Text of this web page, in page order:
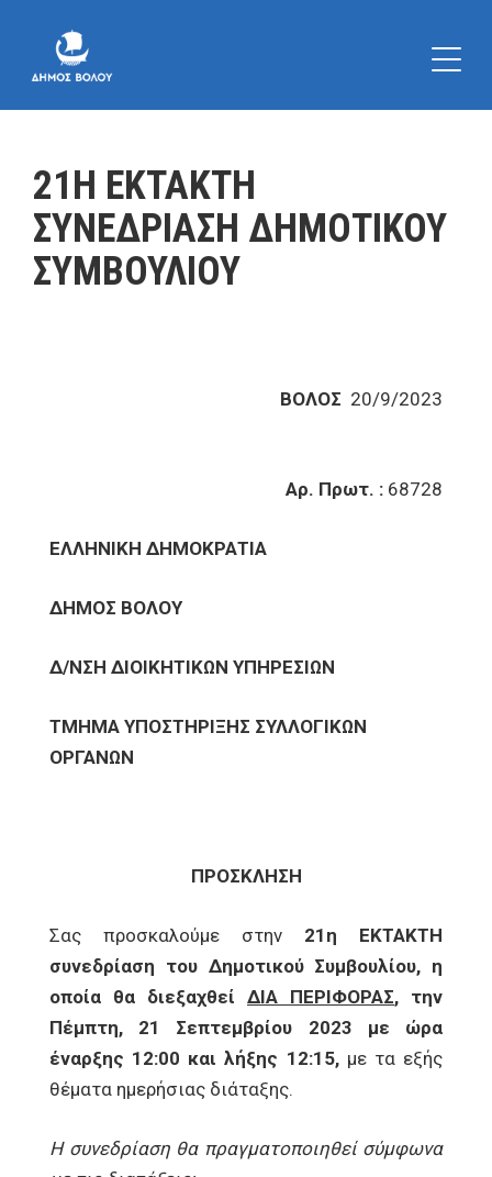
21Η ΕΚΤΑΚΤΗ
ΣΥΝΕΔΡΙΑΣΗ ΔΗΜΟΤΙΚΟΥ
ΣΥΜΒΟΥΛΙΟΥ
ΒΟΛΟΣ 20/9/2023
Αρ. Πρωτ. : 68728
ΕΛΛΗΝΙΚΗ ΔΗΜΟΚΡΑΤΙΑ
ΔΗΜΟΣ ΒΟΛΟΥ
Δ/ΝΣΗ ΔΙΟΙΚΗΤΙΚΩΝ ΥΠΗΡΕΣΙΩΝ
ΤΜΗΜΑ ΥΠΟΣΤΗΡΙΞΗΣ ΣΥΛΛΟΓΙΚΩΝ
ΟΡΓΑΝΩΝ
ΠΡΟΣΚΛΗΣΗ
Σας προσκαλούμε στην 21η ΕΚΤΑΚΤΗ
συνεδρίαση του Δημοτικού Συμβουλίου, η
οποία θα διεξαχθεί ΔΙΑ ΠΕΡΙΦΟΡΑΣ, την
Πέμπτη, 21 Σεπτεμβρίου 2023 με ώρα
έναρξης 12:00 και λήξης 12:15,με τα εξής
θέματα ημερήσιας διάταξης.
Η συνεδρίαση θα πραγματοποιηθεί σύμφωνα